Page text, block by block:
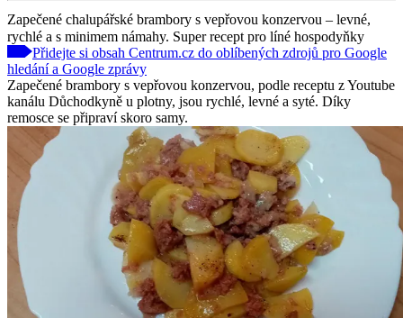
Zapečené chalupářské brambory s vepřovou konzervou – levné,
rychlé a s minimem námahy. Super recept pro líné hospodyňky
Přidejte si obsah Centrum.cz do oblíbených zdrojů pro Google
hledání a Google zprávy
Zapečené brambory s vepřovou konzervou, podle receptu z Youtube
kanálu Důchodkyně u plotny, jsou rychlé, levné a syté. Díky
remosce se připraví skoro samy.